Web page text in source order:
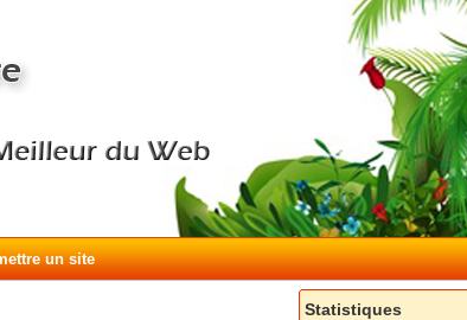
un site
Statistiques